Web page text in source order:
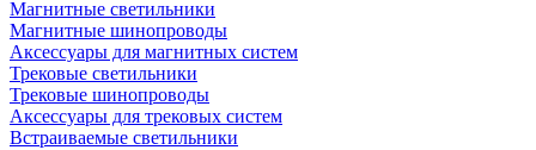
Магнитные светильники
Магнитные шинопроводы
Аксессуары для магнитных систем
Трековые светильники
Трековые шинопроводы
Аксессуары для трековых систем
Встраиваемые светильники